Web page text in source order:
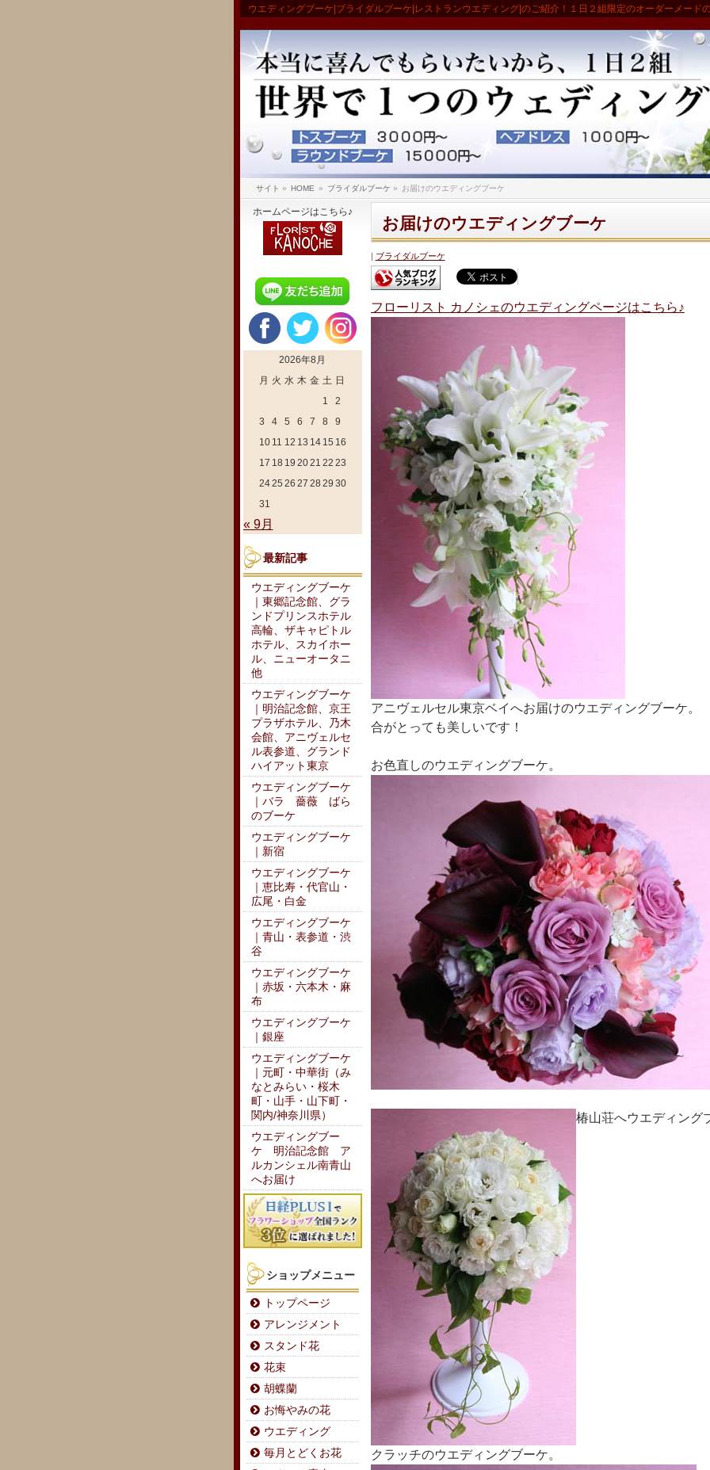
ウエディングブーケ|ブライダルブーケ|レストランウエディング|のご紹介！１日２組限定のオーダーメード
サイト » HOME » ブライダルブーケ » お届けのウエディングブーケ
お届けのウエディングブーケ
ブライダルブーケ
フローリスト カノシェのウエディングページはこちら♪
アニヴェルセル東京ベイへお届けのウエディングブーケ
合がとっても美しいです！
お色直しのウエディングブーケ。
椿山荘へウエディング
クラッチのウエディングブーケ。
ホームページはこちら♪
2026年8月
月 火 水 木 金 土 日
1
2
3
4 5 6 7 8
9
10 11 12 13 14 15 16
17 18 19 2021 22 23
2425 26 27 28 29 30
31
« 9月
最新記事
ウエディングブーケ
｜東郷記念館、グラ
ンドプリンスホテル
高輪、ザキャピトル
ホテル、スカイホー
ル、ニューオータニ
他
ウエディングブーケ
｜明治記念館、京王
プラザホテル、乃木
会館、アニヴェルセ
ル表参道、グランド
ハイアット東京
ウエディングブーケ
｜バラ 薔薇 ばら
のブーケ
ウエディングブーケ
｜新宿
ウエディングブーケ
｜恵比寿・代官山・
広尾・白金
ウエディングブーケ
｜青山・表参道・渋
谷
ウエディングブーケ
｜赤坂・六本木・麻
布
ウエディングブーケ
｜銀座
ウエディングブーケ
｜元町・中華街（み
なとみらい・桜木
町・山手・山下町・
関内/神奈川県）
ウエディングブー
ケ 明治記念館 ア
ルカンシェル南青山
へお届け
ショップメニュー
トップページ
アレンジメント
スタンド花
花束
胡蝶蘭
お悔やみの花
ウエディング
毎月とどくお花